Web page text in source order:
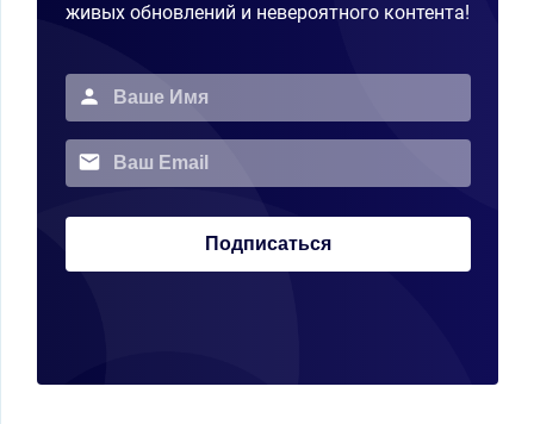
живых обновлений и невероятного контента!
Подписаться